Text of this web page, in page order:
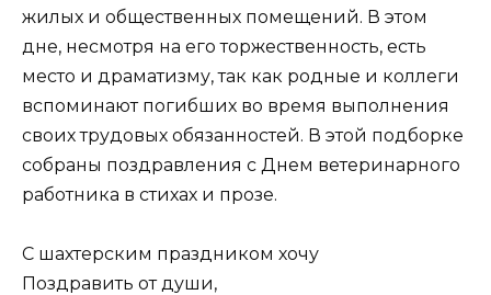
жилых и общественных помещений. В этом
дне, несмотря на его торжественность, есть
место и драматизму, так как родные и коллеги
вспоминают погибших во время выполнения
своих трудовых обязанностей. В этой подборке
собраны поздравления с Днем ветеринарного
работника в стихах и прозе.
С шахтерским праздником хочу
Поздравить от души,